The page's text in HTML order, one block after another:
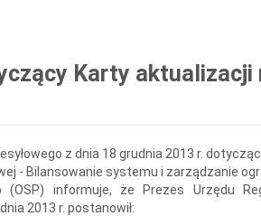
Karty aktualizacji
z dnia 18 grudnia 2013 r.
- Bilansowanie systemu i zarządzanie
(OSP) informuje, że Prezes Urzędu
2013 r. postanowił: